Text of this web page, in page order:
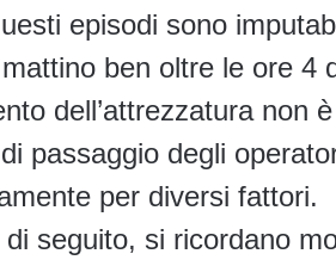
episodi sono
ben oltre le ore 4
dell’attrezzatura non
passaggio degli
per diversi fattori.
seguito, si ricordano